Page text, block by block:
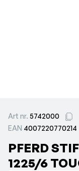
Art nr. 5742000
EAN 4007220770214
PFERD
1225/6